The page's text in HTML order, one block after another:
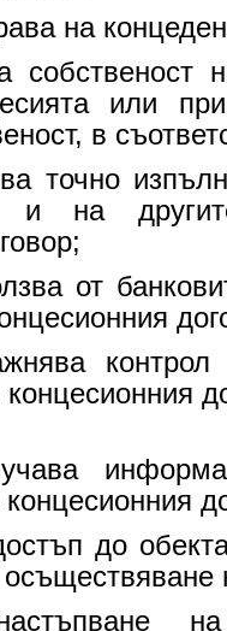
на
собственост
или
в
точно
и на
от
до
на